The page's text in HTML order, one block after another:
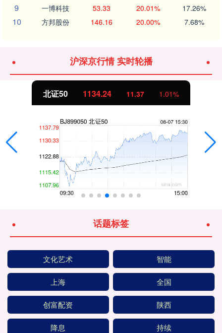
9 一博科技 53.33 20.01% 17.26%
10 方邦股份 146.16 20.00% 7.68%
沪深京行情 实时轮播
北证50 1134.24 11.37 1.01%
话题标签
文化艺术 智能
上海 全国
创富配资 陕西
降息 持续